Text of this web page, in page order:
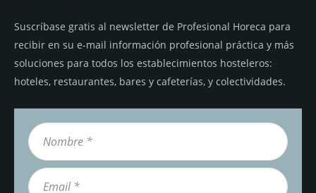
Suscríbase gratis al newsletter de Profesional Horeca para
recibir en su e-mail información profesional práctica y más
soluciones para todos los establecimientos hosteleros:
hoteles, restaurantes, bares y cafeterías, y colectividades.